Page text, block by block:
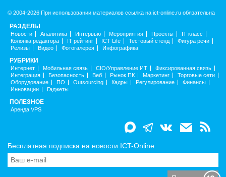
© 2004-2026 При использовании материалов ссылка на ict-online.ru обязательна
РАЗДЕЛЫ
Новости Аналитика Интервью Мероприятия Проекты
IT класс
Колонка редактора
IT рейтинг ICT Life Тестовый стенд
Фигура речи
Релизы
Видео Фотогалерея Инфографика
РУБРИКИ
Интернет Мобильная связь CIO/Управление ИТ
Фиксированная связь
Интеграция
Безопасность Веб Рынок ПК Маркетинг
Торговые сети
Оборудование
ПО Outsourcing Кадры Регулирование
Финансы
Инновации
Гаджеты
ПОЛЕЗНОЕ
Аренда VPS
Бесплатная подписка на новости ICT-Online